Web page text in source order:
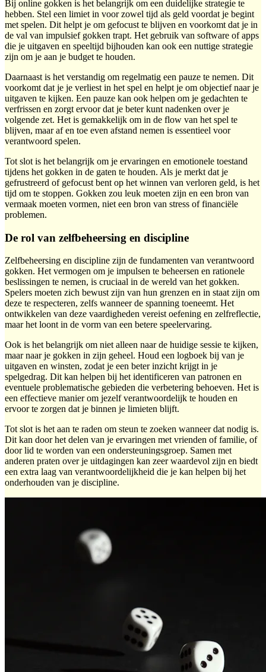
Bij online gokken is het belangrijk om een duidelijke strategie te
hebben. Stel een limiet in voor zowel tijd als geld voordat je begint
met spelen. Dit helpt je om gefocust te blijven en voorkomt dat je in
de val van impulsief gokken trapt. Het gebruik van software of apps
die je uitgaven en speeltijd bijhouden kan ook een nuttige strategie
zijn om je aan je budget te houden.
Daarnaast is het verstandig om regelmatig een pauze te nemen. Dit
voorkomt dat je je verliest in het spel en helpt je om objectief naar je
uitgaven te kijken. Een pauze kan ook helpen om je gedachten te
verfrissen en zorgt ervoor dat je beter kunt nadenken over je
volgende zet. Het is gemakkelijk om in de flow van het spel te
blijven, maar af en toe even afstand nemen is essentieel voor
verantwoord spelen.
Tot slot is het belangrijk om je ervaringen en emotionele toestand
tijdens het gokken in de gaten te houden. Als je merkt dat je
gefrustreerd of gefocust bent op het winnen van verloren geld, is het
tijd om te stoppen. Gokken zou leuk moeten zijn en een bron van
vermaak moeten vormen, niet een bron van stress of financiële
problemen.
De rol van zelfbeheersing en discipline
Zelfbeheersing en discipline zijn de fundamenten van verantwoord
gokken. Het vermogen om je impulsen te beheersen en rationele
beslissingen te nemen, is cruciaal in de wereld van het gokken.
Spelers moeten zich bewust zijn van hun grenzen en in staat zijn om
deze te respecteren, zelfs wanneer de spanning toeneemt. Het
ontwikkelen van deze vaardigheden vereist oefening en zelfreflectie,
maar het loont in de vorm van een betere speelervaring.
Ook is het belangrijk om niet alleen naar de huidige sessie te kijken,
maar naar je gokken in zijn geheel. Houd een logboek bij van je
uitgaven en winsten, zodat je een beter inzicht krijgt in je
spelgedrag. Dit kan helpen bij het identificeren van patronen en
eventuele problematische gebieden die verbetering behoeven. Het is
een effectieve manier om jezelf verantwoordelijk te houden en
ervoor te zorgen dat je binnen je limieten blijft.
Tot slot is het aan te raden om steun te zoeken wanneer dat nodig is.
Dit kan door het delen van je ervaringen met vrienden of familie, of
door lid te worden van een ondersteuningsgroep. Samen met
anderen praten over je uitdagingen kan zeer waardevol zijn en biedt
een extra laag van verantwoordelijkheid die je kan helpen bij het
onderhouden van je discipline.